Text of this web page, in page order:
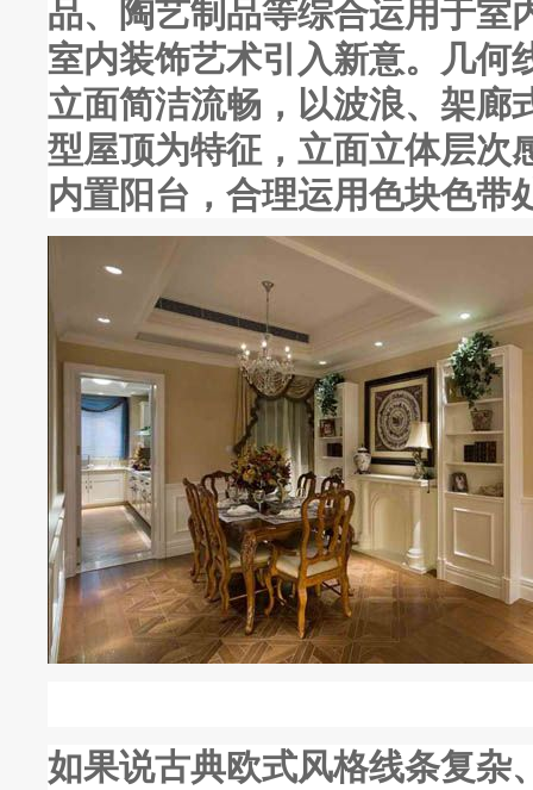
品、陶艺制品等综合运用于室
室内装饰艺术引入新意。几何
立面简洁流畅，以波浪、架廊
型屋顶为特征，立面立体层次
内置阳台，合理运用色块色带
如果说古典欧式风格线条复杂